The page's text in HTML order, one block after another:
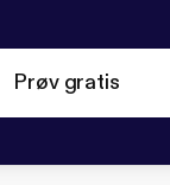
Prøv gratis